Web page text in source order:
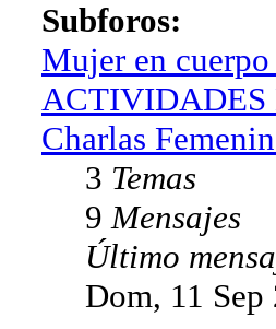
Subforos:
Mujer en
ACTIVIDADES
Charlas
3 Temas
9Mensajes
Último
Dom, 11